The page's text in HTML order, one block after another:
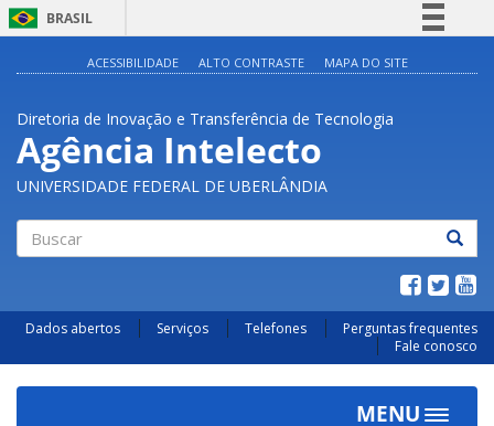
BRASIL
Participe
Acesso à informação
Legislação
Canais
ACESSIBILIDADE ALTO CONTRASTE MAPA DO SITE
Diretoria de Inovação e Transferência de Tecnologia
Agência Intelecto
UNIVERSIDADE FEDERAL DE UBERLÂNDIA
Dados abertos Serviços Telefones
Perguntas frequentes
Fale conosco
MENU
Toggle